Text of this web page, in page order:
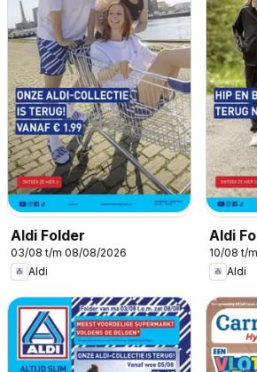
Aldi Folder
03/08 t/m 08/08/2026
Aldi
Aldi
10/08 t/
Aldi